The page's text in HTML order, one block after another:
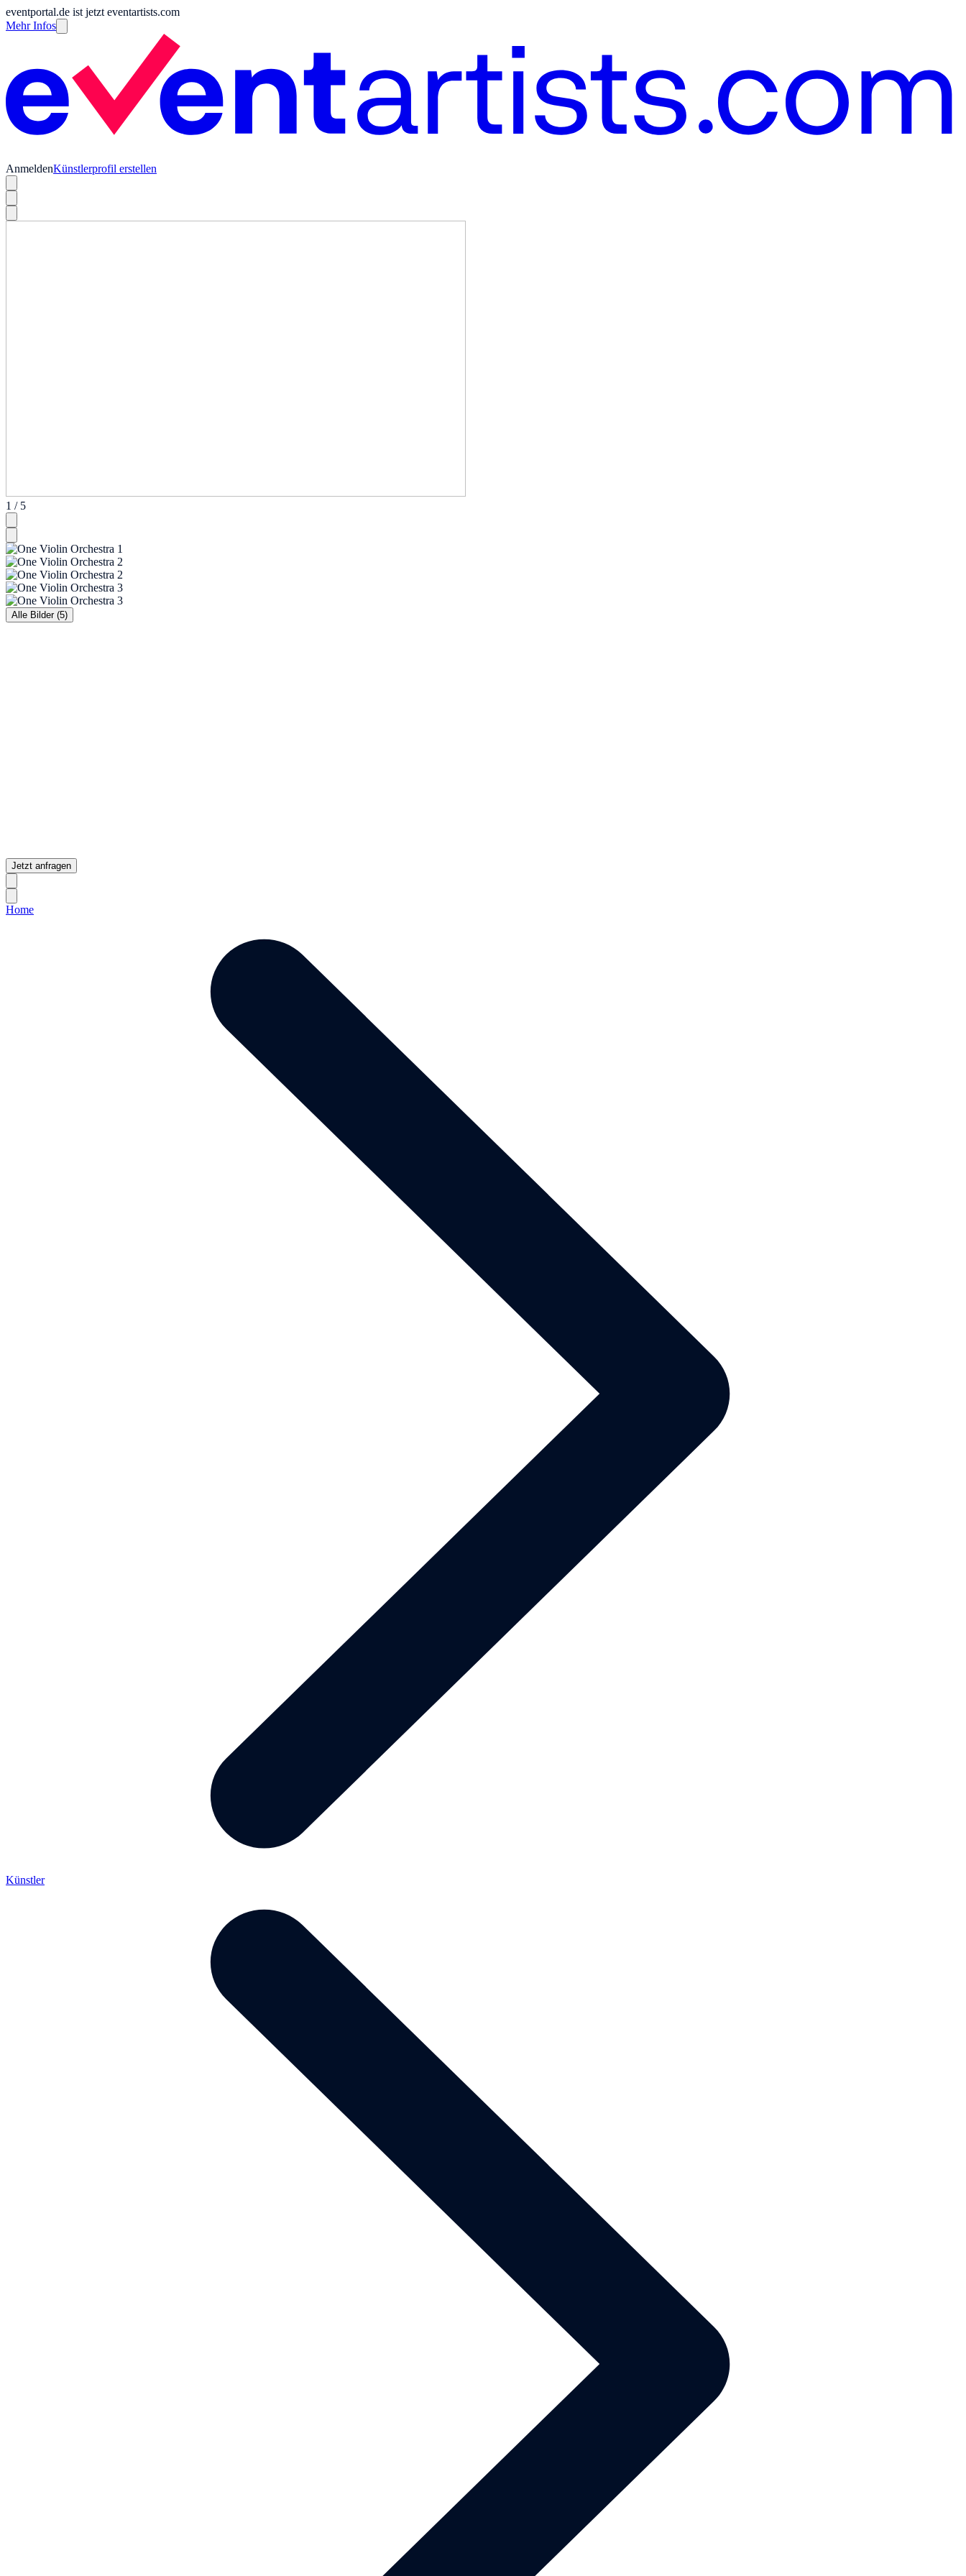
eventportal.de ist jetzt eventartists.com
Mehr Infos
AnmeldenKünstlerprofil erstellen
1 / 5
Alle Bilder (5)
Jetzt anfragen
Home
Künstler